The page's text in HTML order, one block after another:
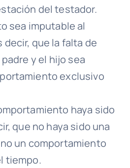
del testador.
sea imputable al
que la falta de
y el hijo sea
exclusivo
haya sido
que no haya sido una
un comportamiento
tiempo.